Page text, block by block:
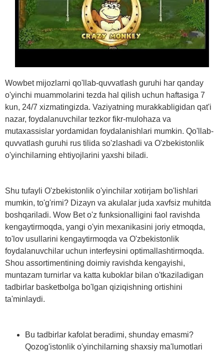
Wowbet mijozlarni qo'llab-quvvatlash guruhi har qanday
o'yinchi muammolarini tezda hal qilish uchun haftasiga 7
kun, 24/7 xizmatingizda. Vaziyatning murakkabligidan qat'i
nazar, foydalanuvchilar tezkor fikr-mulohaza va
mutaxassislar yordamidan foydalanishlari mumkin. Qo'llab-
quvvatlash guruhi rus tilida so'zlashadi va O'zbekistonlik
o'yinchilarning ehtiyojlarini yaxshi biladi.
Shu tufayli O'zbekistonlik o'yinchilar xotirjam bo'lishlari
mumkin, to'g'rimi? Dizayn va akulalar juda xavfsiz muhitda
boshqariladi. Wow Bet o'z funksionalligini faol ravishda
kengaytirmoqda, yangi o'yin mexanikasini joriy etmoqda,
to'lov usullarini kengaytirmoqda va O'zbekistonlik
foydalanuvchilar uchun interfeysini optimallashtirmoqda.
Shou assortimentining doimiy ravishda kengayishi,
muntazam turnirlar va katta kuboklar bilan o'tkaziladigan
tadbirlar basketbolga bo'lgan qiziqishning ortishini
ta'minlaydi.
Bu tadbirlar kafolat beradimi, shunday emasmi?
Qozog'istonlik o'yinchilarning shaxsiy ma'lumotlari